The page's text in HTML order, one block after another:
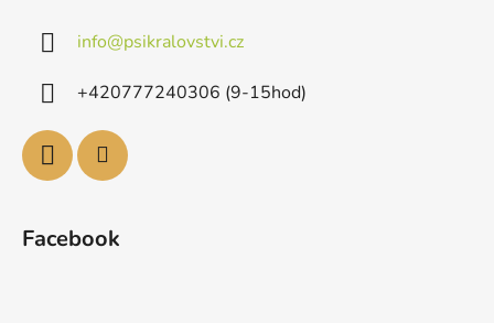
info@psikralovstvi.cz
+420777240306 (9-15hod)
Facebook